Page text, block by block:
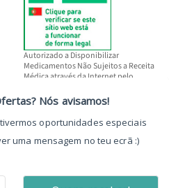
Autorizado a Disponibilizar
Medicamentos Não Sujeitos a Receita
Médica através da Internet pelo